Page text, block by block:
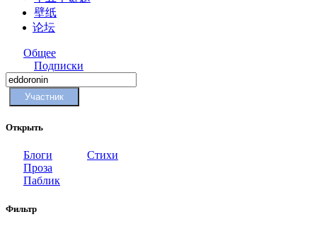
壁纸
论坛
Общее
Подписки
Участник
Открыть
Блоги
Стихи
Проза
Паблик
Фильтр